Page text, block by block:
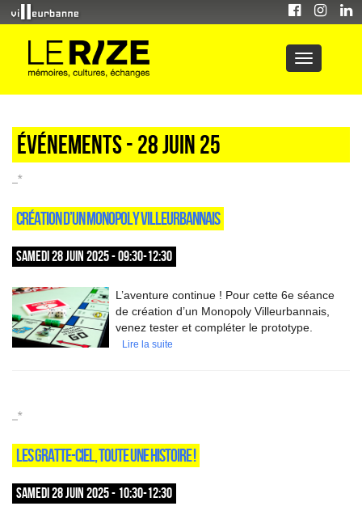
Événements - 28 Juin 25
_*
CRÉATION D’UN MONOPOLY VILLEURBANNAIS
SAMEDI 28 JUIN 2025 - 09:30-12:30
L’aventure continue ! Pour cette 6e séance
de création d’un Monopoly Villeurbannais,
venez tester et compléter le prototype.
Lire la suite
_*
LES GRATTE-CIEL, TOUTE UNE HISTOIRE !
SAMEDI 28 JUIN 2025 - 10:30-12:30